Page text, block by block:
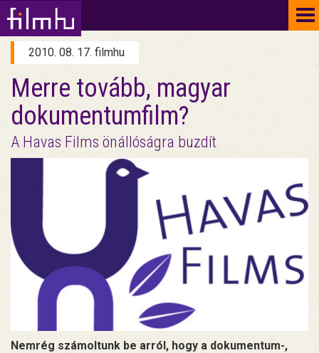
2010. 08. 17. filmhu
Merre tovább, magyar
dokumentumfilm?
A Havas Films önállóságra buzdít
Nemrég számoltunk be arról, hogy a dokumentum-,